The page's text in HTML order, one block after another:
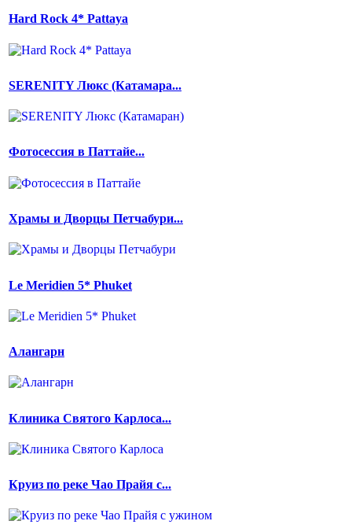
Hard Rock 4* Pattaya
SERENITY Люкс (Катамара...
Фотосессия в Паттайе...
Храмы и Дворцы Петчабури...
Le Meridien 5* Phuket
Алангарн
Клиника Святого Карлоса...
Круиз по реке Чао Прайя с...